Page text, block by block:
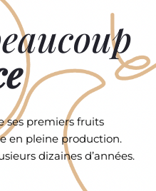
ses premiers fruits
en pleine production.
dizaines d’années.